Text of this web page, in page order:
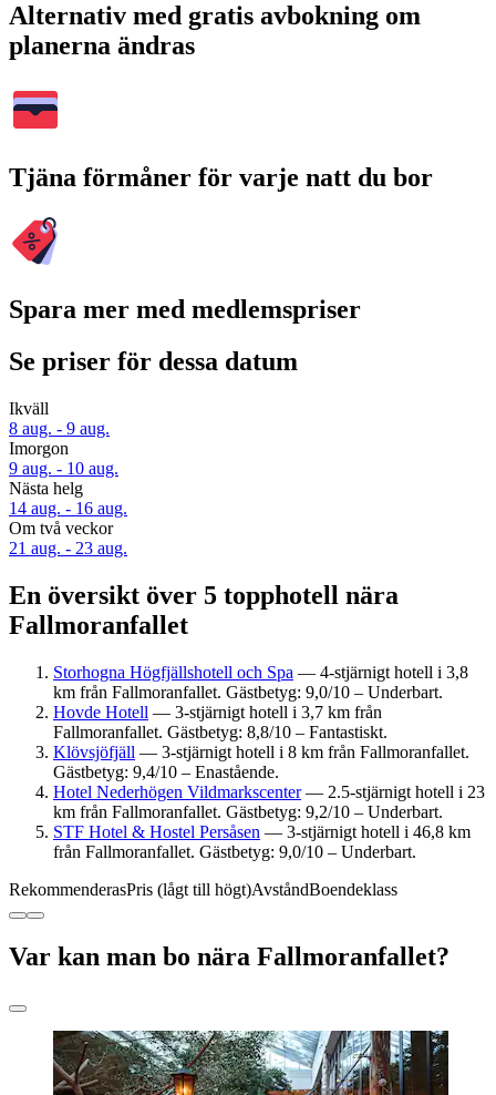
Alternativ med gratis avbokning om
planerna ändras
Tjäna förmåner för varje natt du bor
Spara mer med medlemspriser
Se priser för dessa datum
Ikväll
8 aug. - 9 aug.
Imorgon
9 aug. - 10 aug.
Nästa helg
14 aug. - 16 aug.
Om två veckor
21 aug. - 23 aug.
En översikt över 5 topphotell nära
Fallmoranfallet
Storhogna Högfjällshotell och Spa — 4-stjärnigt hotell i 3,8
km från Fallmoranfallet. Gästbetyg: 9,0/10 – Underbart.
Hovde Hotell — 3-stjärnigt hotell i 3,7 km från
Fallmoranfallet. Gästbetyg: 8,8/10 – Fantastiskt.
Klövsjöfjäll — 3-stjärnigt hotell i 8 km från Fallmoranfallet.
Gästbetyg: 9,4/10 – Enastående.
Hotel Nederhögen Vildmarkscenter— 2.5-stjärnigt hotell i 23
km från Fallmoranfallet. Gästbetyg: 9,2/10 – Underbart.
STF Hotel & Hostel Persåsen — 3-stjärnigt hotell i 46,8 km
från Fallmoranfallet. Gästbetyg: 9,0/10 – Underbart.
RekommenderasPris (lågt till högt)AvståndBoendeklass
Var kan man bo nära Fallmoranfallet?